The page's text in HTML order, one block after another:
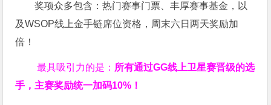
奖项众多包含：热门赛事门票、丰厚赛事基金，以
及WSOP线上金手链席位资格， 周末六日两天奖励加
倍！
最具吸引力的是： 所有通过GG线上卫星赛晋级的选
手，主赛奖励统一加码10% ！